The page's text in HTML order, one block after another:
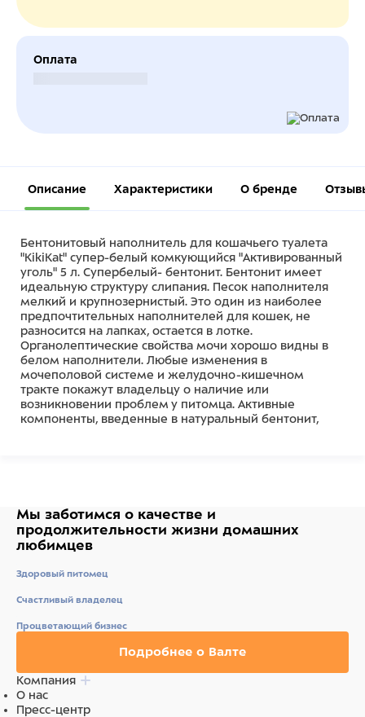
Оплата
Описание Характеристики О бренде
Бентонитовый наполнитель для кошачьего туалета
"KikiKat" супер-белый комкующийся "Активированный
уголь" 5 л. Супербелый- бентонит. Бентонит имеет
идеальную структуру слипания. Песок наполнителя
мелкий и крупнозернистый. Это один из наиболее
предпочтительных наполнителей для кошек, не
разносится на лапках, остается в лотке.
Органолептические свойства мочи хорошо видны в
белом наполнители. Любые изменения в
мочеполовой системе и желудочно-кишечном
тракте покажут владельцу о наличие или
возникновении проблем у питомца. Активные
компоненты, введенные в натуральный бентонит,
100% бентонит
Мы заботимся о качестве и
продолжительности жизни домашних
любимцев
Здоровый питомец
Счастливый владелец
Процветающий бизнес
Подробнее о Валте
Компания
О нас
Пресс-центр